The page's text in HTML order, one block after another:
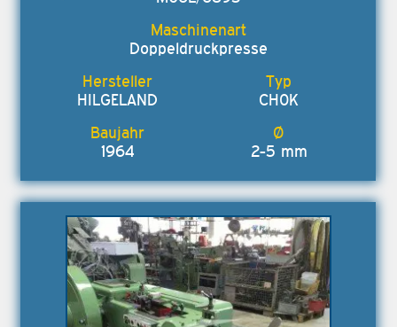
Doppeldruckpresse
HILGELAND CH0K
1964 2-5 mm